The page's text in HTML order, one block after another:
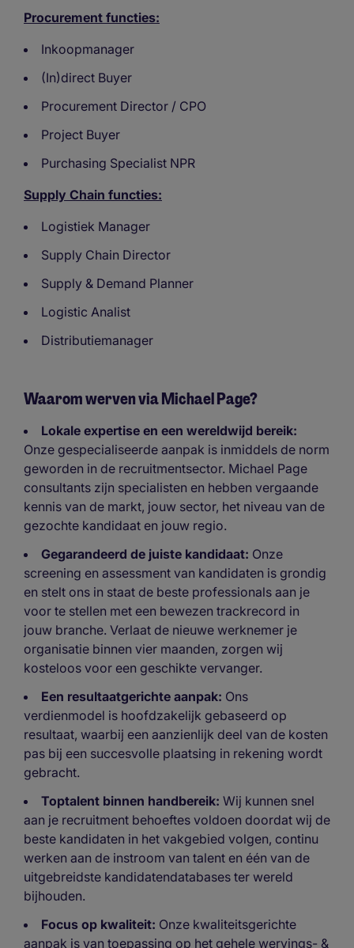
Procurement functies:
Inkoopmanager
(In)direct Buyer
Procurement Director / CPO
Project Buyer
Purchasing Specialist NPR
Supply Chain functies:
Logistiek Manager
Supply Chain Director
Supply & Demand Planner
Logistic Analist
Distributiemanager
Waarom werven via Michael Page?
Lokale expertise en een wereldwijd bereik:
Onze gespecialiseerde aanpak is inmiddels de norm
geworden in de recruitmentsector. Michael Page
consultants zijn specialisten en hebben vergaande
kennis van de markt, jouw sector, het niveau van de
gezochte kandidaat en jouw regio.
Gegarandeerd de juiste kandidaat: Onze
screening en assessment van kandidaten is grondig
en stelt ons in staat de beste professionals aan je
voor te stellen met een bewezen trackrecord in
jouw branche. Verlaat de nieuwe werknemer je
organisatie binnen vier maanden, zorgen wij
kosteloos voor een geschikte vervanger.
Een resultaatgerichte aanpak: Ons
verdienmodel is hoofdzakelijk gebaseerd op
resultaat, waarbij een aanzienlijk deel van de kosten
pas bij een succesvolle plaatsing in rekening wordt
gebracht.
Toptalent binnen handbereik: Wij kunnen snel
aan je recruitment behoeftes voldoen doordat wij de
beste kandidaten in het vakgebied volgen, continu
werken aan de instroom van talent en één van de
uitgebreidste kandidatendatabases ter wereld
bijhouden.
Focus op kwaliteit: Onze kwaliteitsgerichte
aanpak is van toepassing op het gehele wervings- &